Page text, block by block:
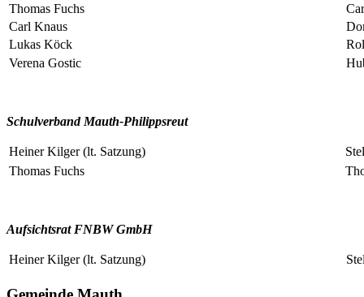
Thomas Fuchs
Carl Knaus
Lukas Köck
Verena Gostic
Schulverband Mauth-Philippsreut
Heiner Kilger (lt. Satzung)
Thomas Fuchs
Aufsichtsrat FNBW GmbH
Heiner Kilger (lt. Satzung)